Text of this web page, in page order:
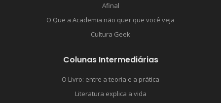
Afinal
O Que a Academia não quer que você veja
Cultura Geek
Colunas Intermediárias
O Livro: entre a teoria e a prática
Literatura explica a vida